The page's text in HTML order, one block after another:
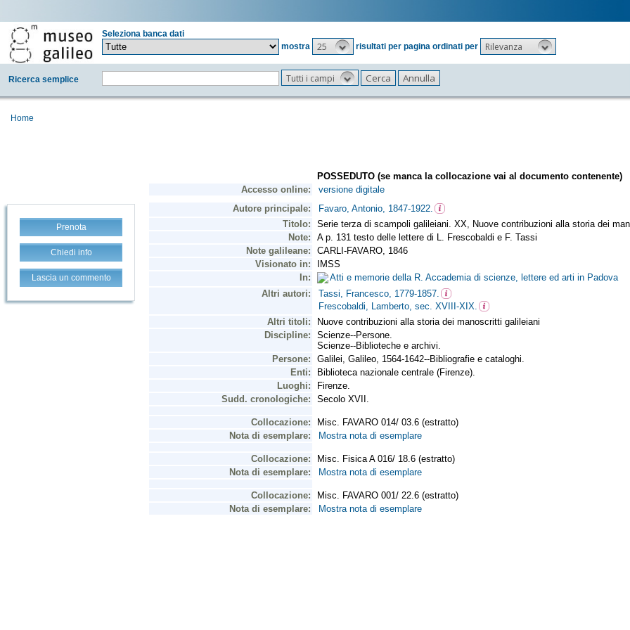
Seleziona banca dati
mostra
25 risultati per pagina ordinati per Rilevanza
Ricerca semplice Tutti i campi
Home
Prenota
Chiedi info
Lascia un commento